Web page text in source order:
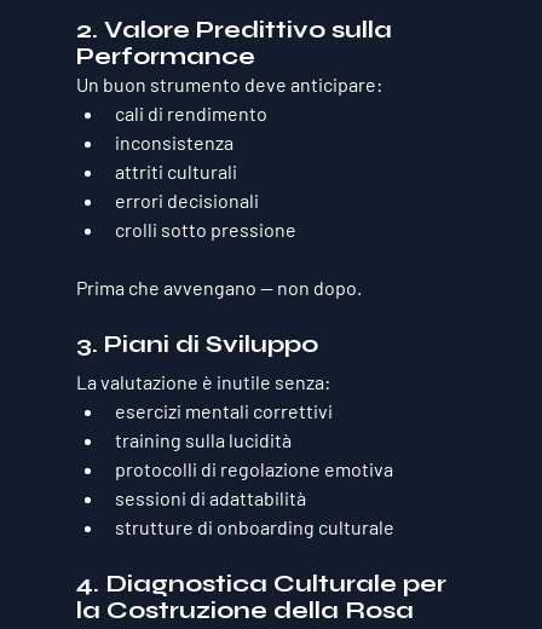
2. Valore Predittivo sulla
Performance
Un buon strumento deve anticipare:
cali di rendimento
inconsistenza
attriti culturali
errori decisionali
crolli sotto pressione
Prima che avvengano — non dopo.
3. Piani di Sviluppo
La valutazione è inutile senza:
esercizi mentali correttivi
training sulla lucidità
protocolli di regolazione emotiva
sessioni di adattabilità
strutture di onboarding culturale
4. Diagnostica Culturale per
la Costruzione della Rosa